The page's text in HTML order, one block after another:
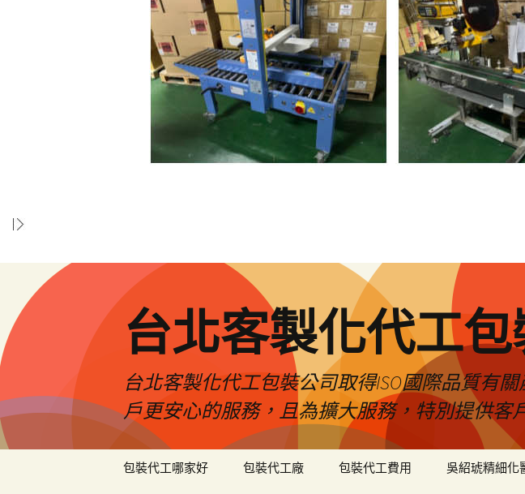
台北客製化代工
台北客製化代工包裝公司取得ISO國際品質有
戶更安心的服務，且為擴大服務，特別提供
包裝代工哪家好 包裝代工廠 包裝代工費用 吳紹琥精細化